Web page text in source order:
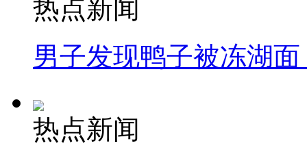
热点新闻
男子发现鸭子被冻湖
热点新闻